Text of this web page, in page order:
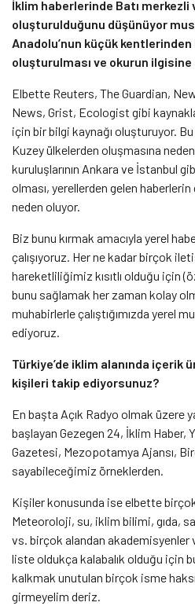
İklim haberlerinde Batı merkezli
oluşturulduğunu düşünüyor
Anadolu’nun küçük
oluşturulması ve okurun ilgisine
Elbette Reuters, The Guardian,
News, Grist, Ecologist gibi
için bir bilgi kaynağı oluşturuyor.
Kuzey ülkelerden oluşmasına
kuruluşlarının Ankara ve İstanbul
olması, yerellerden gelen
neden oluyor.
Biz bunu kırmak amacıyla yerel
çalışıyoruz. Her ne kadar birçok
hareketliliğimiz kısıtlı olduğu için
bunu sağlamak her zaman kolay
muhabirlerle çalıştığımızda yerel
ediyoruz.
Türkiye’de iklim alanında içerik
kişileri takip ediyorsunuz?
En başta Açık Radyo olmak üzere
başlayan Gezegen 24, İklim Haber,
Gazetesi, Mezopotamya Ajansı,
sayabileceğimiz örneklerden.
Kişiler konusunda ise elbette
Meteoroloji, su, iklim bilimi, gıda,
vs. birçok alandan
liste oldukça kalabalık olduğu için
kalkmak unutulan birçok isme
girmeyelim deriz.